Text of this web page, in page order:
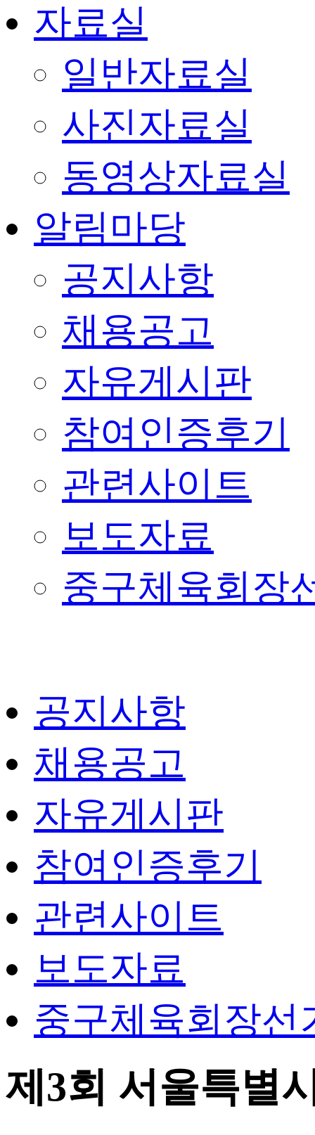
자료실
일반자료실
사진자료실
동영상자료실
알림마당
공지사항
채용공고
자유게시판
참여인증후기
관련사이트
보도자료
중구체육회장
공지사항
채용공고
자유게시판
참여인증후기
관련사이트
보도자료
중구체육회장선
제3회 서울특별